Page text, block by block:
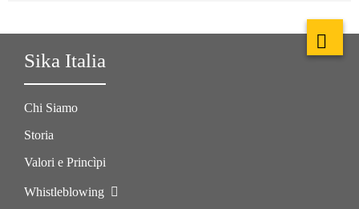
Sika Italia
Chi Siamo
Storia
Valori e Princìpi
Whistleblowing